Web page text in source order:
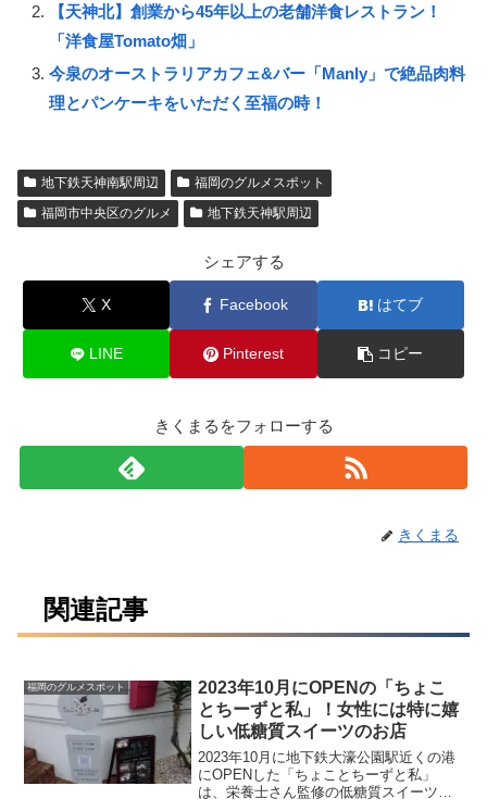
【天神北】創業から45年以上の老舗洋食レストラン！
「洋食屋Tomato畑」
今泉のオーストラリアカフェ&バー「Manly」で絶品肉料
理とパンケーキをいただく至福の時！
地下鉄天神南駅周辺
福岡のグルメスポット
福岡市中央区のグルメ
地下鉄天神駅周辺
シェアする
X Facebook はてブ
LINE Pinterest コピー
きくまるをフォローする
きくまる
関連記事
福岡のグルメスポット
2023年10月にOPENの「ちょこ
とちーずと私」！女性には特に嬉
しい低糖質スイーツのお店
2023年10月に地下鉄大濠公園駅近くの港
にOPENした「ちょことちーずと私」
は、栄養士さん監修の低糖質スイーツ専